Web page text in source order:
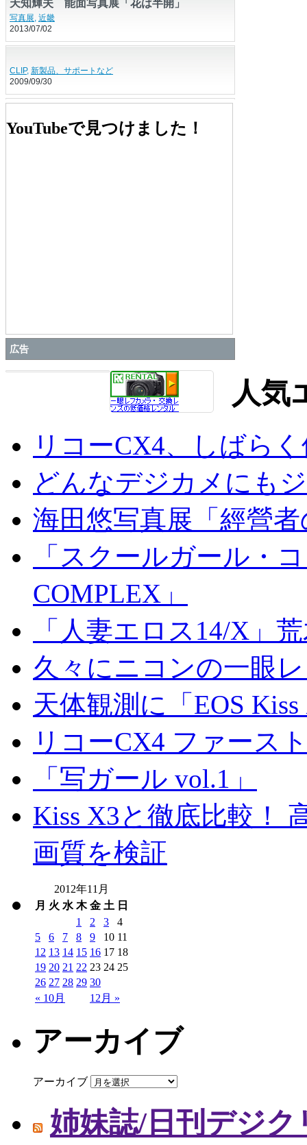
天知輝夫 能面写真展「花は半開」
写真展, 近畿
2013/07/02
CLIP, 新製品、サポートなど
2009/09/30
中部
写真展
2011/08/30
YouTubeで見つけました！
広告
人気
リコーCX4、しばら
どんなデジカメにも
海田悠写真展「經營
「スクールガール・
COMPLEX」
「人妻エロス14/X」
久々にニコンの一眼
天体観測に「EOS
リコーCX4 ファース
「写ガール vol.1」
Kiss X3と徹底比較！
画質を検証
2012年11月
月 火 水 木 金 土 日
« 10月 12月 »
1 2 3
4
5
6 7 8 9 10 11
12 13 14 15 16 17 18
19 20 21 22 23 24 25
26 27 28 29 30
アーカイブ
アーカイブ
姉妹誌/日刊デジク